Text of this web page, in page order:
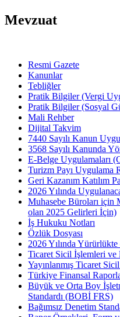
Mevzuat
Resmi Gazete
Kanunlar
Tebliğler
Pratik Bilgiler (Vergi
Pratik Bilgiler (Sosyal
Mali Rehber
Dijital Takvim
7440 Sayılı Kanun
3568 Sayılı Kanunda
E-Belge Uygulamaları
Turizm Payı Uygulama
Geri Kazanım Katılım
2026 Yılında
Muhasebe Büroları için
olan 2025 Gelirleri İçin)
İş Hukuku Notları
Özlük Dosyası
2026 Yılında
Ticaret Sicil İşlemleri ve
Yayınlanmış Ticaret
Türkiye Finansal
Büyük ve Orta Boy
Standardı (BOBİ FRS)
Bağımsız Denetim